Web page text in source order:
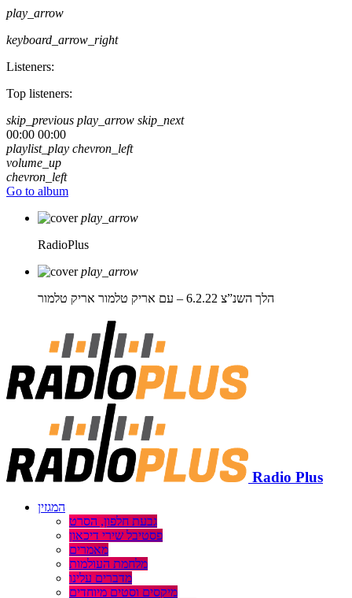
play_arrow
keyboard_arrow_right
Listeners:
Top listeners:
skip_previous play_arrow skip_next
00:00 00:00
playlist_play chevron_left
volume_up
chevron_left
Go to album
play_arrow
RadioPlus
play_arrow
הלך השנ”צ 6.2.22 – עם אריק טלמור
אריק טלמור
Radio Plus
המגזין
גבעת חלפון, הסרט
פסטיבל שירי דיכאון
מאמרים
מלחמת העולמות
מדברים עלינו
מיקסים וסטים מיוחדים